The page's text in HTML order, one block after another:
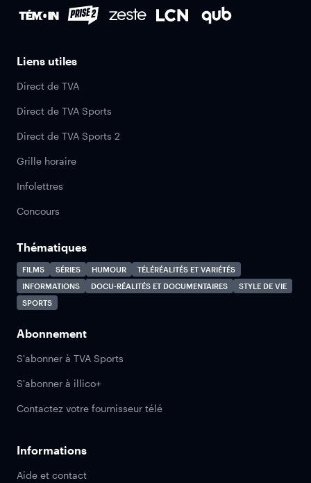
Liens utiles
Direct de TVA
Direct de TVA Sports
Direct de TVA Sports 2
Grille horaire
Infolettres
Concours
Thématiques
FILMS SÉRIES HUMOUR
TÉLÉRÉALITÉS ET VARIÉTÉS
INFORMATIONS
DOCU-RÉALITÉS ET DOCUMENTAIRES
STYLE DE VIE
SPORTS
Abonnement
S'abonner à TVA Sports
S'abonner à illico+
Contactez votre fournisseur télé
Informations
Aide et contact